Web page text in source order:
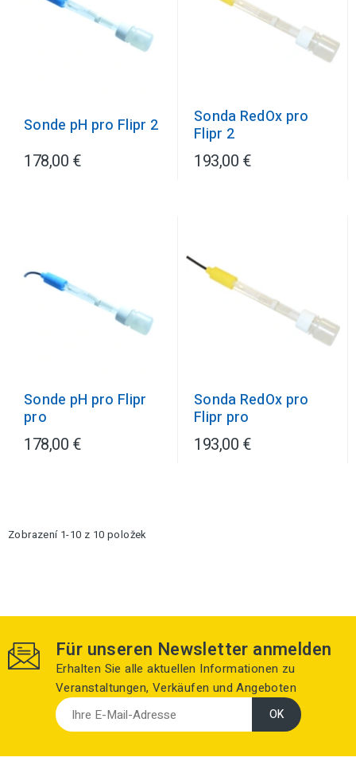
Sonde pH pro Flipr 2
178,00 €
Sonda RedOx pro
Flipr 2
193,00 €
Sonde pH pro Flipr
pro
178,00 €
Sonda RedOx pro
Flipr pro
193,00 €
Zobrazení 1-10 z 10 položek
Für unseren Newsletter anmelden
Erhalten Sie alle aktuellen Informationen zu
Veranstaltungen, Verkäufen und Angeboten